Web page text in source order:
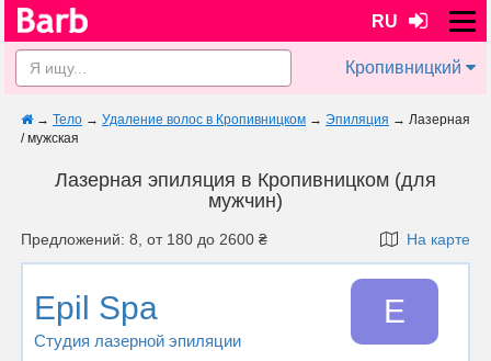
RU
Кропивницкий
→ Тело → Удаление волос в Кропивницком → Эпиляция → Лазерная
/ мужская
Лазерная эпиляция в Кропивницком (для
мужчин)
Предложений: 8, от 180 до 2600 ₴ На карте
Epil Spa
Студия лазерной эпиляции
E